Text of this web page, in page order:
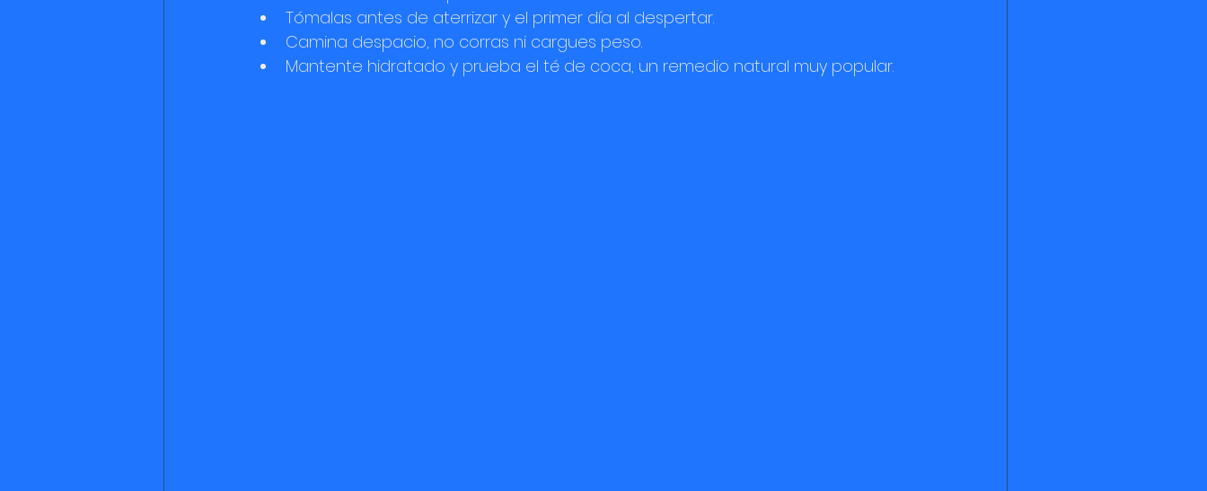
Tómalas antes de aterrizar y el primer día al despertar.
Camina despacio, no corras ni cargues peso.
Mantente hidratado y prueba el té de coca, un remedio natural muy popular.